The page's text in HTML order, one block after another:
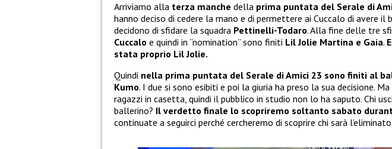
Arriviamo alla terza manche della prima puntata del Serale di
hanno deciso di cedere la mano e di permettere ai Cuccalo di avere il
decidono di sfidare la squadra Pettinelli-Todaro. Alla fine delle tre
Cuccalo e quindi in “nomination” sono finiti Lil Jolie Martina e Gaia.
stata proprio Lil Jolie.
Quindi nella prima puntata del Serale di Amici 23 sono finiti al
Kumo. I due si sono esibiti e poi la giuria ha preso la sua decisione.
ragazzi in casetta, quindi il pubblico in studio non lo ha saputo. Chi
ballerino? Il verdetto finale lo scopriremo soltanto sabato
continuate a seguirci perché cercheremo di scoprire chi sarà